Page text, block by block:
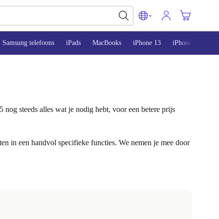
Samsung telefoons iPads MacBooks iPhone 13 iPhone 14
steeds alles wat je nodig hebt, voor een betere prijs
in een handvol specifieke functies. We nemen je mee door